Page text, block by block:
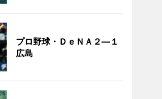
プロ野球・ＤｅＮＡ２―１
広島